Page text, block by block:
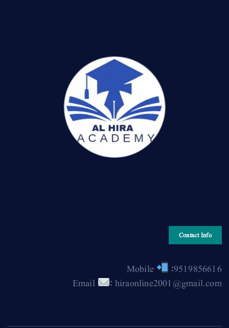
Contact Info
Mobile
:9519856616
Email
: hiraonline2001@gmail.com